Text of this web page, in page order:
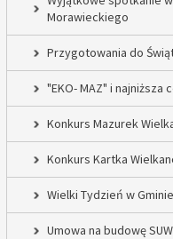
Morawieckiego
Przygotowania do
"EKO- MAZ" i najniższa
Konkurs Mazurek
Konkurs Kartka
Wielki Tydzień w
Umowa na budowę